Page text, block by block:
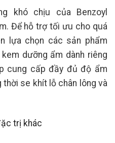
khó chịu của Benzoyl
Để hỗ trợ tối ưu cho quá
lựa chọn các sản phẩm
dưỡng ẩm dành riêng
cung cấp đầy đủ độ ẩm
se khít lỗ chân lông và
trị khác